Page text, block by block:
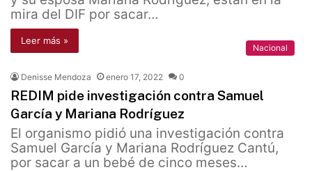
mira del DIF por sacar…
Leer más »
Nacional
Denisse Mendoza enero 17, 2022 0
REDIM pide investigación contra Samuel
García y Mariana Rodríguez
El organismo pidió una investigación contra
Samuel García y Mariana Rodríguez Cantú,
por sacar a un bebé de cinco meses…